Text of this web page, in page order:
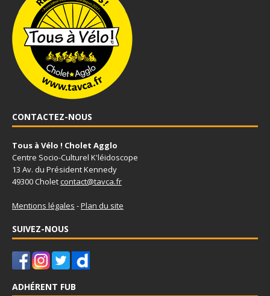
CONTACTEZ-NOUS
Tous à Vélo ! Cholet Agglo
Centre Socio-Culturel K'léidoscope
13 Av. du Président Kennedy
49300 Choletcontact@tavca.fr
Mentions légales -Plan du site
SUIVEZ-NOUS
ADHÉRENT FUB